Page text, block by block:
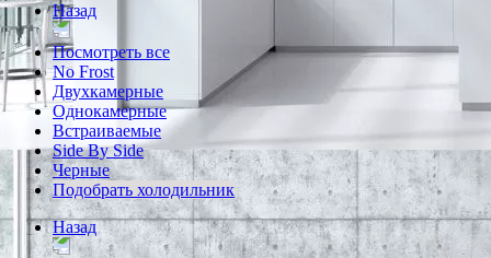
Назад
Посмотреть все
No Frost
Двухкамерные
Однокамерные
Встраиваемые
Side By Side
Черные
Подобрать холодильник
Назад